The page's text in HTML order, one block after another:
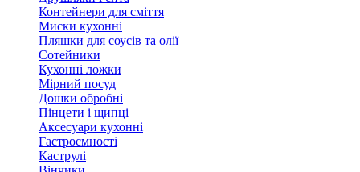
Контейнери для сміття
Миски кухонні
Пляшки для соусів та олії
Сотейники
Кухонні ложки
Мірний посуд
Дошки обробні
Пінцети і щипці
Аксесуари кухонні
Гастроємності
Каструлі